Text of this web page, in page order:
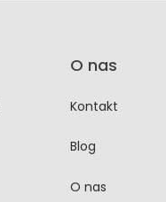
O nas
Kontakt
Blog
O nas